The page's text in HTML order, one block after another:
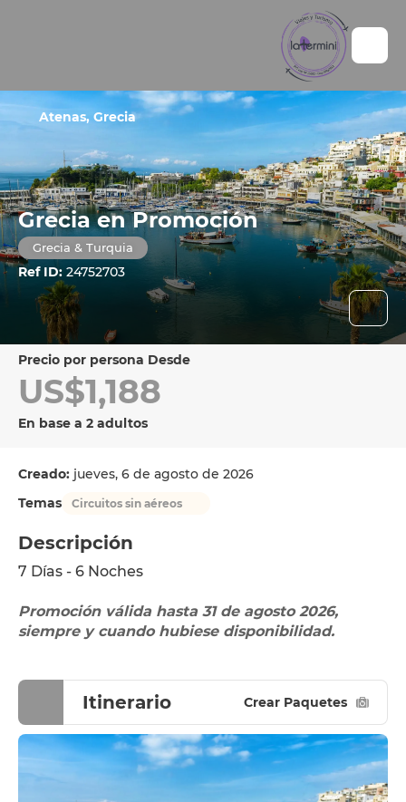
Grecia en Promoción
Grecia & Turquia
Ref ID: 24752703
Atenas, Grecia
precio por persona Desde
US$1,188
En base a 2 adultos
Creado: jueves, 6 de agosto de 2026
Temas
Circuitos sin aéreos
Descripción
7 Días - 6 Noches
Promoción válida hasta 31 de agosto 2026,
siempre y cuando hubiese disponibilidad.
Itinerario Crear Paquetes